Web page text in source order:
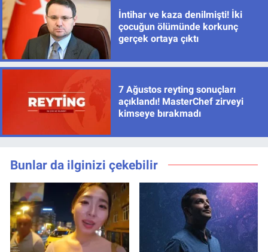
İntihar ve kaza denilmişti! İki
çocuğun ölümünde korkunç
gerçek ortaya çıktı
7 Ağustos reyting sonuçları
açıklandı! MasterChef zirveyi
kimseye bırakmadı
Bunlar da ilginizi çekebilir